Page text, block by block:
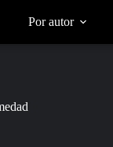
Por autor